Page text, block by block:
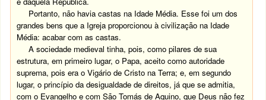
Portanto, não havia castas na Idade Média. Esse foi um dos
grandes bens que a Igreja proporcionou à civilização na Idade
Média: acabar com as castas.
A sociedade medieval tinha, pois, como pilares de sua
estrutura, em primeiro lugar, o Papa, aceito como autoridade
suprema, pois era o Vigário de Cristo na Terra; e, em segundo
lugar, o princípio da desigualdade de direitos, já que se admitia,
com o Evangelho e com São Tomás de Aquino, que Deus não fez